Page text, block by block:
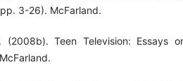
3-26). McFarland.
Teen Television: Essays